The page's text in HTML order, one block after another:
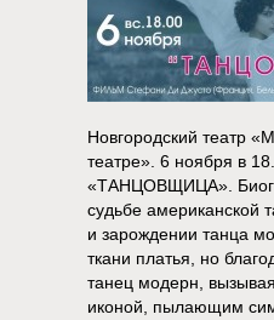
Новгородский театр
театре». 6 ноября в
«ТАНЦОВЩИЦА».
судьбе американской
и зарождении танца
ткани платья, но
танец модерн,
иконой, пылающим